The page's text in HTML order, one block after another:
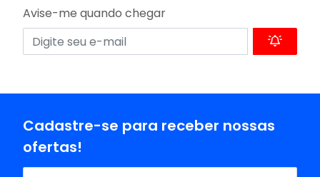
Avise-me quando chegar
Cadastre-se para receber nossas
ofertas!